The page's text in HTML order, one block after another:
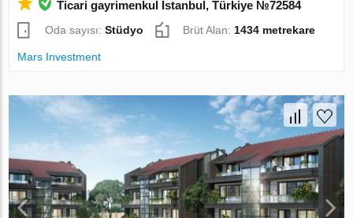
Ticari gayrimenkul İstanbul, Türkiye №72584
Oda sayısı:Stüdyo Brüt Alan:1434 metrekare
Mars Investment